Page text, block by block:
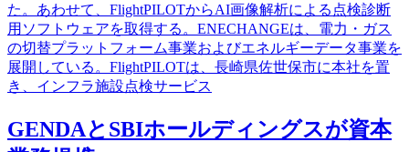
た。あわせて、FlightPILOTからAI画像解析による点検診断
用ソフトウェアを取得する。ENECHANGEは、電力・ガス
の切替プラットフォーム事業およびエネルギーデータ事業を
展開している。FlightPILOTは、長崎県佐世保市に本社を置
き、インフラ施設点検サービス
GENDAとSBIホールディングスが資本